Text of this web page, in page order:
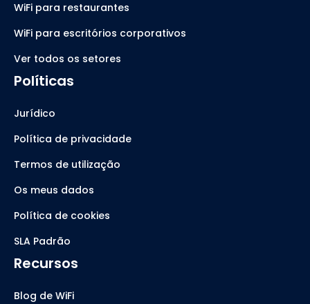
WiFi para restaurantes
WiFi para escritórios corporativos
Ver todos os setores
Políticas
Jurídico
Política de privacidade
Termos de utilização
Os meus dados
Política de cookies
SLA Padrão
Recursos
Blog de WiFi